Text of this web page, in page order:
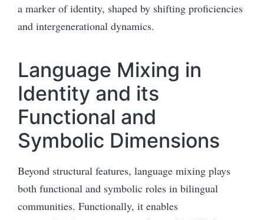
a marker of identity, shaped by shifting proficiencies
and intergenerational dynamics.
Language Mixing in
Identity and its
Functional and
Symbolic Dimensions
Beyond structural features, language mixing plays
both functional and symbolic roles in bilingual
communities. Functionally, it enables